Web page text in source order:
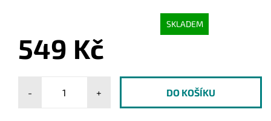
SKLADEM
549 Kč
- +